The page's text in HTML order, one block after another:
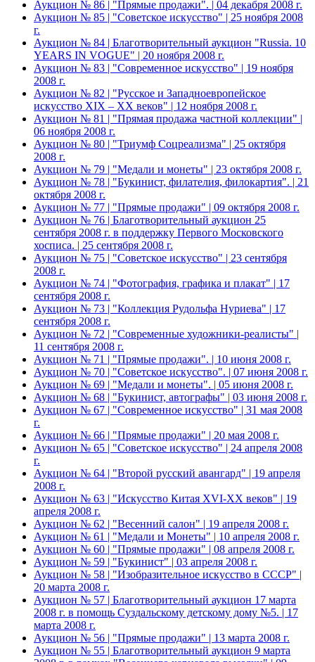
Аукцион № 86 | "Прямые продажи". | 04 декабря 2008 г.
Аукцион № 85 | "Советское искусство" | 25 ноября 2008
г.
Аукцион № 84 | Благотворительный аукцион "Russia. 10
YEARS IN VOGUE" | 20 ноября 2008 г.
Аукцион № 83 | "Современное искусство" | 19 ноября
2008 г.
Аукцион № 82 | "Русское и Западноевропейское
искусство XIX – ХХ веков" | 12 ноября 2008 г.
Аукцион № 81 | "Прямая продажа частной коллекции" |
06 ноября 2008 г.
Аукцион № 80 | "Триумф Соцреализма" | 25 октября
2008 г.
Аукцион № 79 | "Медали и монеты" | 23 октября 2008 г.
Аукцион № 78 | "Букинист, филателия, филокартия". | 21
октября 2008 г.
Аукцион № 77 | "Прямые продажи" | 09 октября 2008 г.
Аукцион № 76 | Благотворительный аукцион 25
сентября 2008 г. в поддержку Первого Московского
хосписа. | 25 сентября 2008 г.
Аукцион № 75 | "Советское искусство" | 23 сентября
2008 г.
Аукцион № 74 | "Фотография, графика и плакат" | 17
сентября 2008 г.
Аукцион № 73 | "Коллекция Рудольфа Нуриева" | 17
сентября 2008 г.
Аукцион № 72 | "Современные художники-реалисты" |
11 сентября 2008 г.
Аукцион № 71 | "Прямые продажи". | 10 июня 2008 г.
Аукцион № 70 | "Советское искусство". | 07 июня 2008 г.
Аукцион № 69 | "Медали и монеты". | 05 июня 2008 г.
Аукцион № 68 | "Букинист, автографы" | 03 июня 2008 г.
Аукцион № 67 | "Современное искусство" | 31 мая 2008
г.
Аукцион № 66 | "Прямые продажи" | 20 мая 2008 г.
Аукцион № 65 | "Советское искусство" | 24 апреля 2008
г.
Аукцион № 64 | "Второй русский авангард" | 19 апреля
2008 г.
Аукцион № 63 | "Искусство Китая XVI-XX веков" | 19
апреля 2008 г.
Аукцион № 62 | "Весенний салон" | 19 апреля 2008 г.
Аукцион № 61 | "Медали и Монеты" | 10 апреля 2008 г.
Аукцион № 60 | "Прямые продажи" | 08 апреля 2008 г.
Аукцион № 59 | "Букинист" | 03 апреля 2008 г.
Аукцион № 58 | "Изобразительное искусство в СССР" |
20 марта 2008 г.
Аукцион № 57 | Благотворительный аукцион 17 марта
2008 г. в помощь Суздальскому детскому дому №5. | 17
марта 2008 г.
Аукцион № 56 | "Прямые продажи" | 13 марта 2008 г.
Аукцион № 55 | Благотворительный аукцион 9 марта